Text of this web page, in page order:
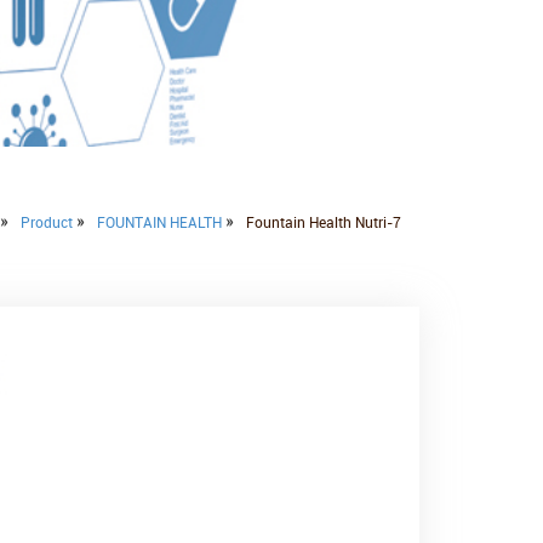
» Product » FOUNTAIN HEALTH » Fountain Health Nutri-7